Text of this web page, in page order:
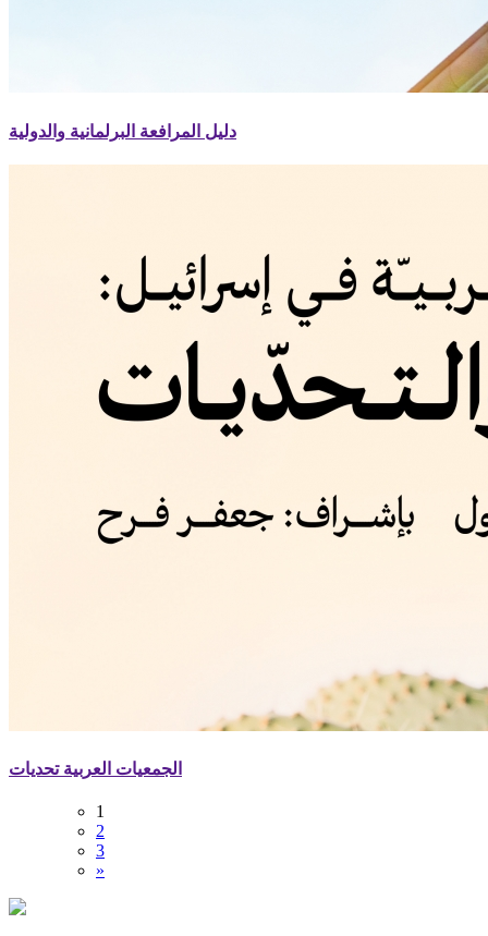
دليل المرافعة البرلمانية والدولية
الجمعيات العربية تحديات
1
2
3
»